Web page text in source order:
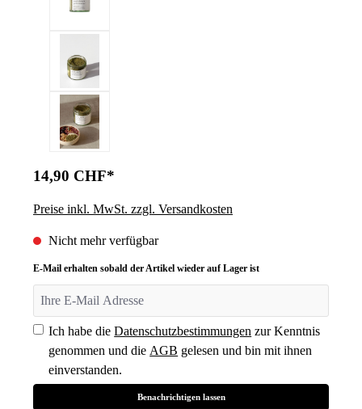
14,90 CHF*
Preise inkl. MwSt. zzgl. Versandkosten
Nicht mehr verfügbar
E-Mail erhalten sobald der Artikel wieder auf Lager ist
Ich habe dieDatenschutzbestimmungen zur Kenntnis
genommen und die AGB gelesen und bin mit ihnen
einverstanden.
Benachrichtigen lassen